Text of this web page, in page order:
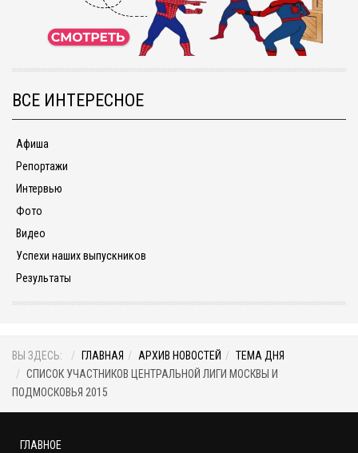
ВСЕ ИНТЕРЕСНОЕ
Афиша
Репортажи
Интервью
Фото
Видео
Успехи наших выпускников
Результаты
ВЫ ЗДЕСЬ: ГЛАВНАЯ АРХИВ НОВОСТЕЙ
ТЕМА ДНЯ
СПИСОК УЧАСТНИКОВ ЦЕНТРАЛЬНОЙ ЛИГИ МОСКВЫ И
ПОДМОСКОВЬЯ 2015
ГЛАВНОЕ